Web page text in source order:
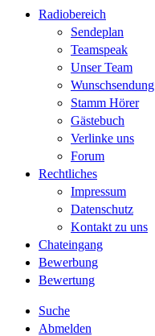
Radiobereich
Sendeplan
Teamspeak
Unser Team
Wunschsendung
Stamm Hörer
Gästebuch
Verlinke uns
Forum
Rechtliches
Impressum
Datenschutz
Kontakt zu uns
Chateingang
Bewerbung
Bewertung
Suche
Abmelden